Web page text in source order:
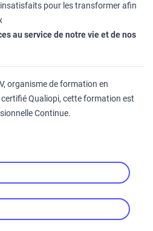
pour les transformer afin
au service de notre vie et de nos
organisme de formation en
Qualiopi, cette formation est
Continue.